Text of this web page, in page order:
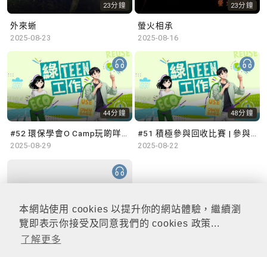
本網站使用 cookies 以提升你的網站體驗，繼續瀏
覽即表示你接受及同意我們的 cookies 政策...
了解更多
23分鐘
外來蜥
2025-08-23
23分鐘
螢火相承
2025-08-16
44分鐘
#52 環保學會O Camp玩啲咩？ | 參與學生: Sammi、Cardi、Charles (香港科技大學 環境管理及科技學生聯會)
2025-08-29
48分鐘
#51 積極參與回收比賽 | 參與學生: 巫巫、Vincy、Thomas (樂善堂顧超文中學) (「SGREEN 校際回收比賽」最積極參與學校獎 中學組銀獎得主)
2025-08-22
47分鐘